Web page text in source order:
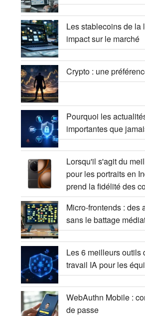
Les stablecoins de la
impact sur le marché
Crypto : une
Pourquoi les
importantes que
Lorsqu'il s'agit du
pour les portraits en
prend la fidélité des
Micro-frontends : des
sans le battage
Les 6 meilleurs outils
travail IA pour les
WebAuthn Mobile :
de passe